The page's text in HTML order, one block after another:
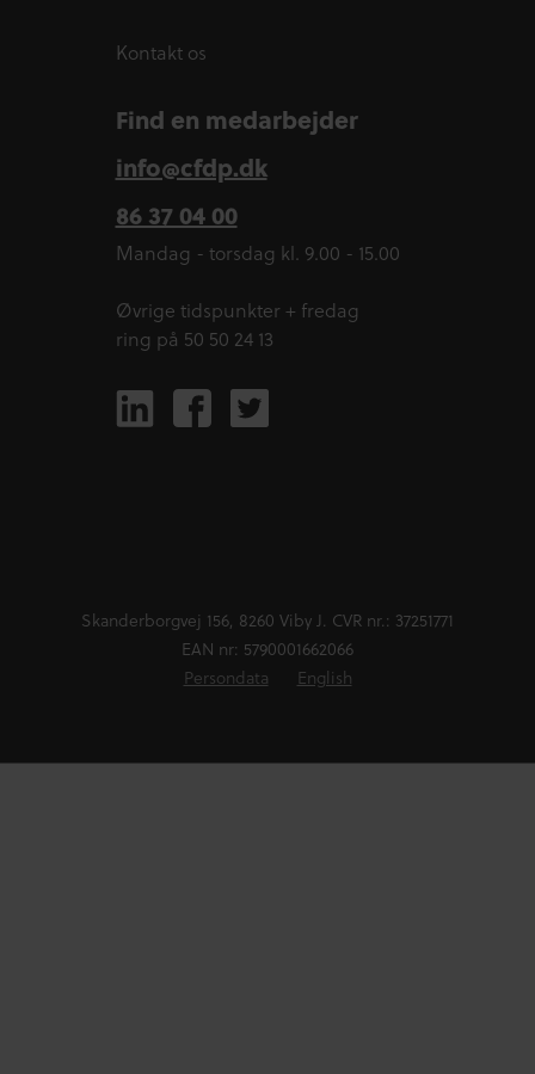
Kontakt os
Find en medarbejder
info@cfdp.dk
86 37 04 00
Mandag - torsdag kl. 9.00 - 15.00
Øvrige tidspunkter + fredag
ring på 50 50 24 13
Skanderborgvej 156, 8260 Viby J. CVR nr.: 37251771
EAN nr: 5790001662066
Persondata
English